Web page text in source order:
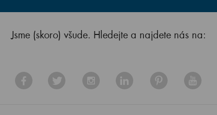
Jsme (skoro) všude. Hledejte a najdete nás na: